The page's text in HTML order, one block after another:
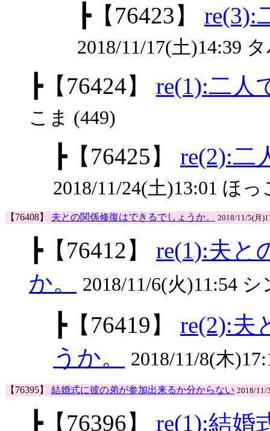
┣【76423】 re(3):
2018/11/17(土)14:39
┣【76424】 re(1):二人
こま (449)
┣【76425】 re(2):二
2018/11/24(土)13:01 ほっ
【76408】 夫との関係修復はできるでしょうか。 2018/11/5(月
┣【76412】
re(1):夫と
か。
2018/11/6(火)11:54
┣【76419】
re(2):夫
うか。
2018/11/8(木
【76395】 結婚式に彼の弟が参加出来るか分からない 2018/11/
┣【76396】
re(1):結婚